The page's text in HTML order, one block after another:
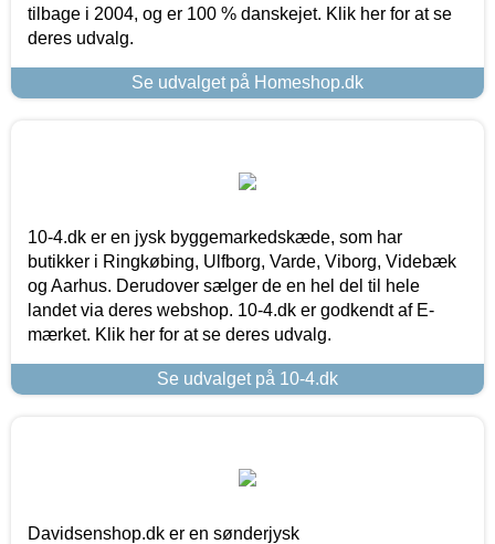
tilbage i 2004, og er 100 % danskejet. Klik her for at se
deres udvalg.
Se udvalget på Homeshop.dk
10-4.dk er en jysk byggemarkedskæde, som har
butikker i Ringkøbing, Ulfborg, Varde, Viborg, Videbæk
og Aarhus. Derudover sælger de en hel del til hele
landet via deres webshop. 10-4.dk er godkendt af E-
mærket. Klik her for at se deres udvalg.
Se udvalget på 10-4.dk
Davidsenshop.dk er en sønderjysk